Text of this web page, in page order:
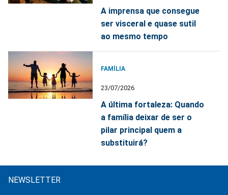
A imprensa que consegue
ser visceral e quase sutil
ao mesmo tempo
FAMÍLIA
23/07/2026
A última fortaleza: Quando
a família deixar de ser o
pilar principal quem a
substituirá?
NEWSLETTER